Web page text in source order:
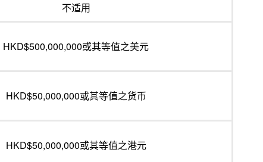
不适用
HKD$500,000,000或其等值之美元
HKD$50,000,000或其等值之货币
HKD$50,000,000或其等值之港元